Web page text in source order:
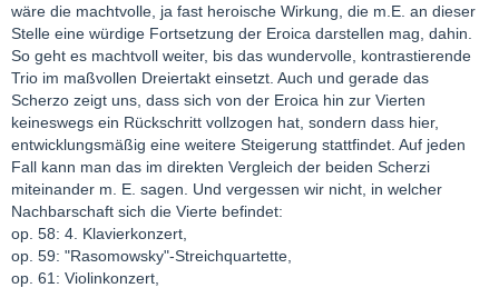
wäre die machtvolle, ja fast heroische Wirkung, die m.E. an dieser
Stelle eine würdige Fortsetzung der Eroica darstellen mag, dahin.
So geht es machtvoll weiter, bis das wundervolle, kontrastierende
Trio im maßvollen Dreiertakt einsetzt. Auch und gerade das
Scherzo zeigt uns, dass sich von der Eroica hin zur Vierten
keineswegs ein Rückschritt vollzogen hat, sondern dass hier,
entwicklungsmäßig eine weitere Steigerung stattfindet. Auf jeden
Fall kann man das im direkten Vergleich der beiden Scherzi
miteinander m. E. sagen. Und vergessen wir nicht, in welcher
Nachbarschaft sich die Vierte befindet:
op. 58: 4. Klavierkonzert,
op. 59: "Rasomowsky"-Streichquartette,
op. 61: Violinkonzert,